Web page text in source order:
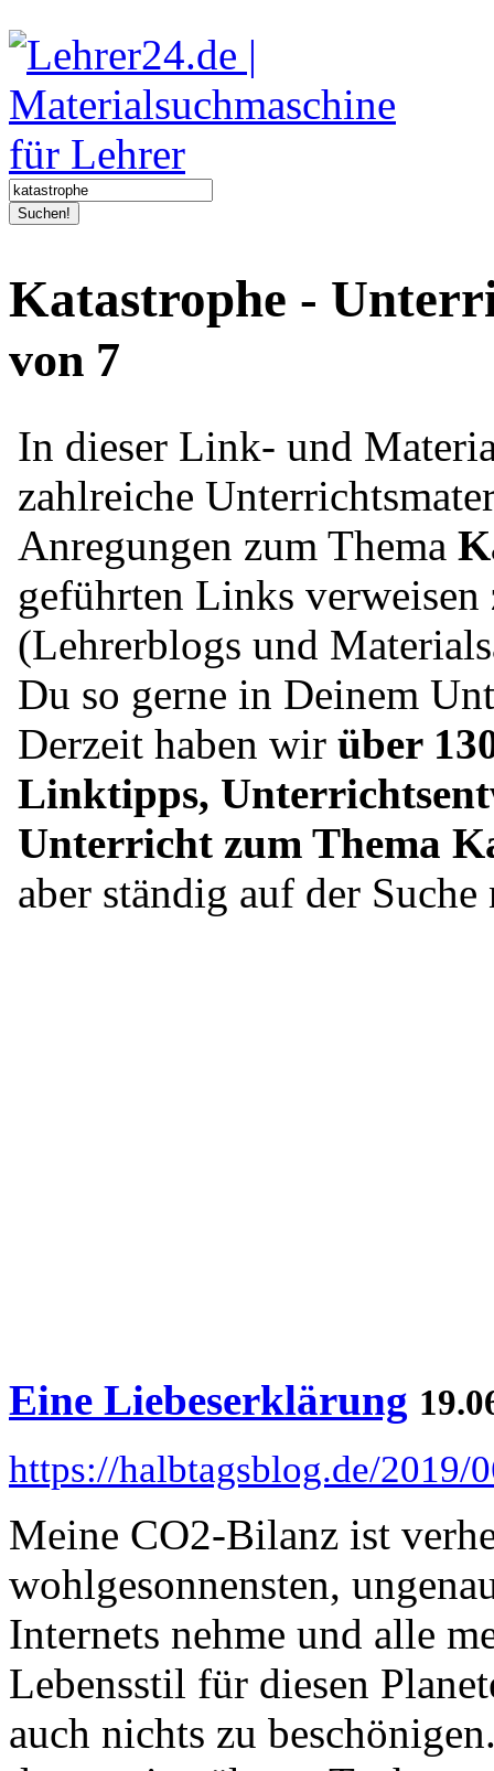
Suchen!
Katastrophe -
von 7
In dieser Link- und
zahlreiche
Anregungen zum Thema
geführten Links
(Lehrerblogs und
Du so gerne in Deinem
Derzeit haben wir über
Linktipps,
Unterricht zum Thema
aber ständig auf der
Eine Liebeserklärung
https://halbtagsblog.de/2019/
Meine CO2-Bilanz ist
wohlgesonnensten,
Internets nehme und alle
Lebensstil für diesen
auch nichts zu